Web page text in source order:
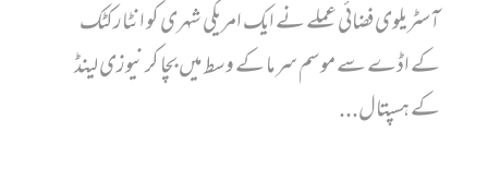
آسٹریلوی فضائی عملے نے ایک امریکی شہری کو انٹارکٹک
کے اڈے سے موسم سرما کے وسط میں بچا کر نیوزی لینڈ
کے ہسپتال...